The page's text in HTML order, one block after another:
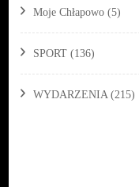
Moje Chłapowo (5)
SPORT (136)
WYDARZENIA (215)